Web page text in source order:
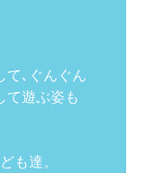
て､ぐんぐん
て遊ぶ姿も
も達。